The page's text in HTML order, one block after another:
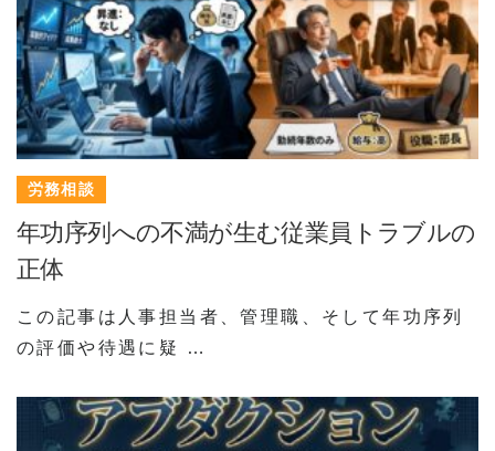
労務相談
年功序列への不満が生む従業員トラブルの
正体
この記事は人事担当者、管理職、そして年功序列
の評価や待遇に疑 …